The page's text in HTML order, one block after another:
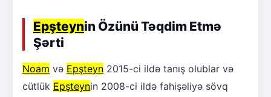
Epşteynin Özünü Təqdim Etmə
Şərti
Noam və Epşteyn 2015-ci ildə tanış olublar və
cütlük Epşteynin 2008-ci ildə fahişəliyə sövq